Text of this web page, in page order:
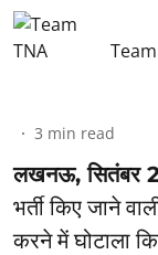
3 min read
लखनऊ, सितंबर
भर्ती किए जाने
करने में घोटाला